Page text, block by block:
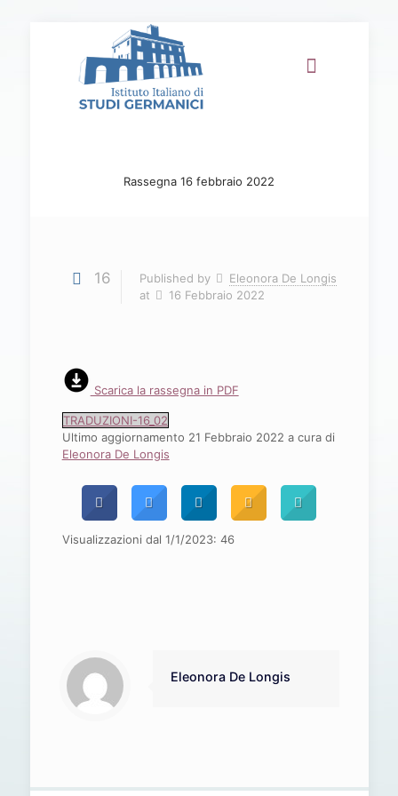
Rassegna 16 febbraio 2022
16 Published by
Eleonora De Longis
at
16 Febbraio 2022
Scarica la rassegna in PDF
TRADUZIONI-16_02
Ultimo aggiornamento 21 Febbraio 2022 a cura di
Eleonora De Longis
Visualizzazioni dal 1/1/2023: 46
Eleonora De Longis